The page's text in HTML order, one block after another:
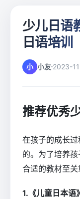
少儿日语
日语培训
小 小友 2023-
推荐优秀
在孩子的成长
的。为了培养
合适的教材至关
1.《儿童日本语》